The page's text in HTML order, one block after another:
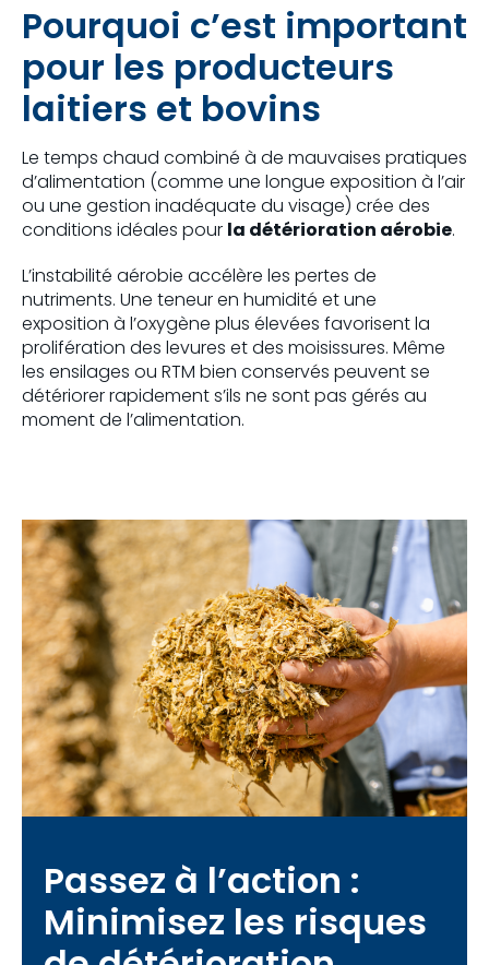
Pourquoi c’est important
pour les producteurs
laitiers et bovins
Le temps chaud combiné à de mauvaises pratiques
d’alimentation (comme une longue exposition à l’air
ou une gestion inadéquate du visage) crée des
conditions idéales pour la détérioration aérobie.
L’instabilité aérobie accélère les pertes de
nutriments. Une teneur en humidité et une
exposition à l’oxygène plus élevées favorisent la
prolifération des levures et des moisissures. Même
les ensilages ou RTM bien conservés peuvent se
détériorer rapidement s’ils ne sont pas gérés au
moment de l’alimentation.
Passez à l’action :
Minimisez les risques